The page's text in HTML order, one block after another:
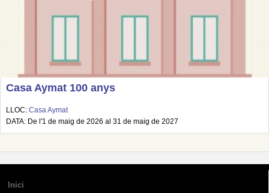
Casa Aymat 100 anys
LLOC: Casa Aymat
DATA: De l'1 de maig de 2026 al 31 de maig de 2027
Inici